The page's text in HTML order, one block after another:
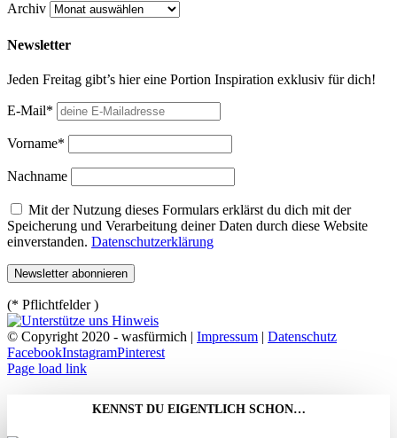
Archiv
Newsletter
Jeden Freitag gibt’s hier eine Portion Inspiration exklusiv für dich!
E-Mail*
Vorname*
Nachname
Mit der Nutzung dieses Formulars erklärst du dich mit der
Speicherung und Verarbeitung deiner Daten durch diese Website
einverstanden. Datenschutzerklärung
(* Pflichtfelder )
© Copyright 2020 - wasfürmich | Impressum | Datenschutz
FacebookInstagramPinterest
Page load link
KENNST DU EIGENTLICH SCHON…